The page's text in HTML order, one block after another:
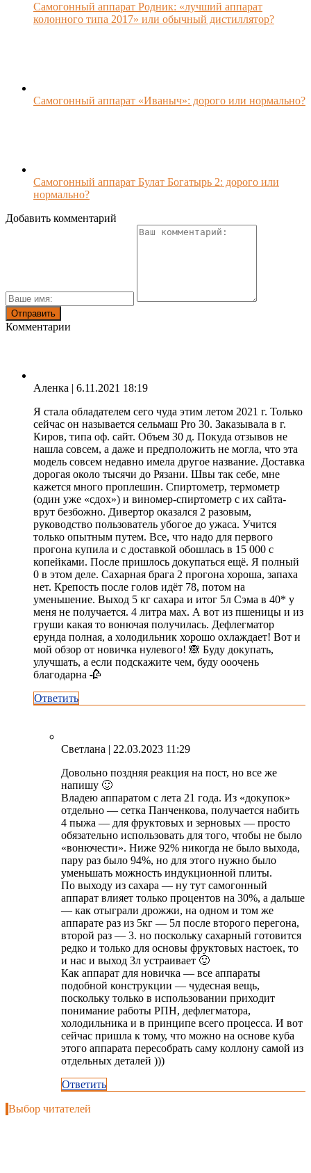
Самогонный аппарат Родник: «лучший аппарат
колонного типа 2017» или обычный дистиллятор?
Самогонный аппарат «Иваныч»: дорого или нормально?
Самогонный аппарат Булат Богатырь 2: дорого или
нормально?
Добавить комментарий
Комментарии
Аленка | 6.11.2021 18:19
Я стала обладателем сего чуда этим летом 2021 г. Только
сейчас он называется сельмаш Pro 30. Заказывала в г.
Киров, типа оф. сайт. Объем 30 д. Покуда отзывов не
нашла совсем, а даже и предположить не могла, что эта
модель совсем недавно имела другое название. Доставка
дорогая около тысячи до Рязани. Швы так себе, мне
кажется много проплешин. Спиртометр, термометр
(один уже «сдох») и виномер-спиртометр с их сайта-
врут безбожно. Дивертор оказался 2 разовым,
руководство пользователь убогое до ужаса. Учится
только опытным путем. Все, что надо для первого
прогона купила и с доставкой обошлась в 15 000 с
копейками. После пришлось докупаться ещё. Я полный
0 в этом деле. Сахарная брага 2 прогона хороша, запаха
нет. Крепость после голов идёт 78, потом на
уменьшение. Выход 5 кг сахара и итог 5л Сэма в 40* у
меня не получается. 4 литра мах. А вот из пшеницы и из
груши какая то вонючая получилась. Дефлегматор
ерунда полная, а холодильник хорошо охлаждает! Вот и
мой обзор от новичка нулевого! 🙈 Буду докупать,
улучшать, а если подскажите чем, буду ооочень
благодарна 🥀
Ответить
Светлана | 22.03.2023 11:29
Довольно поздняя реакция на пост, но все же
напишу 🙂
Владею аппаратом с лета 21 года. Из «докупок»
отдельно — сетка Панченкова, получается набить
4 пыжа — для фруктовых и зерновых — просто
обязательно использовать для того, чтобы не было
«вонючести». Ниже 92% никогда не было выхода,
пару раз было 94%, но для этого нужно было
уменьшать можность индукционной плиты.
По выходу из сахара — ну тут самогонный
аппарат влияет только процентов на 30%, а дальше
— как отыграли дрожжи, на одном и том же
аппарате раз из 5кг — 5л после второго перегона,
второй раз — 3. но поскольку сахарный готовится
редко и только для основы фруктовых настоек, то
и нас и выход 3л устраивает 🙂
Как аппарат для новичка — все аппараты
подобной конструкции — чудесная вещь,
поскольку только в использовании приходит
понимание работы РПН, дефлегматора,
холодильника и в принципе всего процесса. И вот
сейчас пришла к тому, что можно на основе куба
этого аппарата пересобрать саму коллону самой из
отдельных деталей )))
Ответить
Выбор читателей